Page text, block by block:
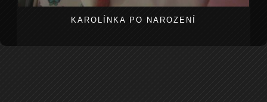
KAROLÍNKA PO NAROZENÍ